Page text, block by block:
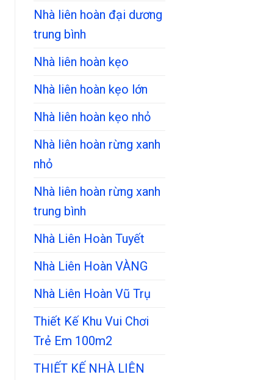
Nhà liên hoàn đại dương
trung bình
Nhà liên hoàn kẹo
Nhà liên hoàn kẹo lớn
Nhà liên hoàn kẹo nhỏ
Nhà liên hoàn rừng xanh
nhỏ
Nhà liên hoàn rừng xanh
trung bình
Nhà Liên Hoàn Tuyết
Nhà Liên Hoàn VÀNG
Nhà Liên Hoàn Vũ Trụ
Thiết Kế Khu Vui Chơi
Trẻ Em 100m2
THIẾT KẾ NHÀ LIÊN